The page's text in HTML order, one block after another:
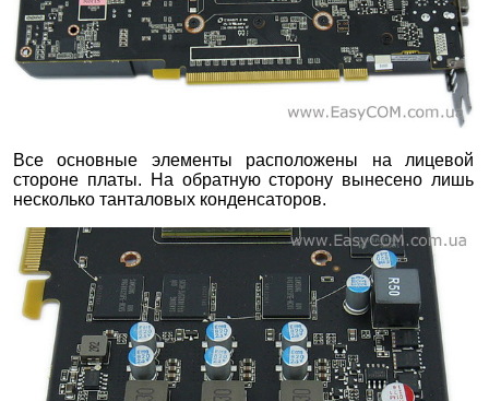
Все основные элементы расположены на лицевой
стороне платы. На обратную сторону вынесено лишь
несколько танталовых конденсаторов.